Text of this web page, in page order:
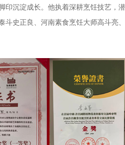
印沉淀成长。他执着深耕烹饪技艺，
斗史正良、河南素食烹饪大师高斗亮